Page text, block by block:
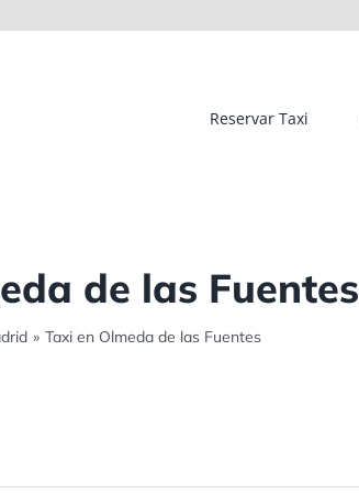
Reservar Taxi
de las Fuentes
» Taxi en Olmeda de las Fuentes